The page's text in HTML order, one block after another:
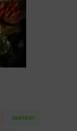
FANTASY